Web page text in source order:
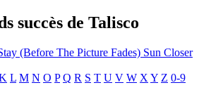
succès de Talisco
(Before The Picture Fades) Sun Closer
L M N O P Q R S T U V W X Y Z 0-9